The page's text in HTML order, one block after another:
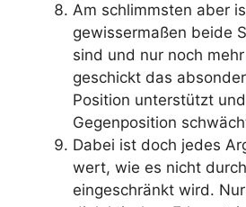
Am schlimmsten aber
gewissermaßen beide
sind und nur noch
geschickt das
Position unterstützt
Gegenposition
Dabei ist doch jedes
wert, wie es nicht
eingeschränkt wird.